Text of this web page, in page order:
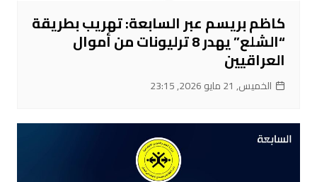
كاظم بريسم عبر السابعة: تهريب بطريقة
“الشلع” يهدر 8 ترليونات من أموال
العراقيين
الخميس, 21 مايو 2026, 23:15